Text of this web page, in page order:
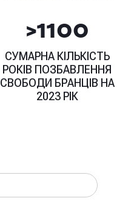
>1100
СУМАРНА КІЛЬКІСТЬ
РОКІВ ПОЗБАВЛЕННЯ
СВОБОДИ БРАНЦІВ НА
2023 РІК